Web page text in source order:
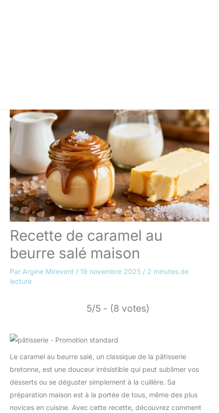
Recette de caramel au
beurre salé maison
Par Argine Mirevent / 19 novembre 2025 / 2 minutes de
lecture
5/5 - (8 votes)
Le caramel au beurre salé, un classique de la pâtisserie
bretonne, est une douceur irrésistible qui peut sublimer vos
desserts ou se déguster simplement à la cuillère. Sa
préparation maison est à la portée de tous, même des plus
novices en cuisine. Avec cette recette, découvrez comment